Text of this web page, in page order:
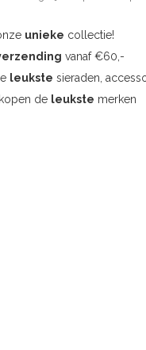
unieke collectie!
vanaf €60,-
leukste sieraden,
de leukste merken